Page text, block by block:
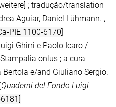
; tradução/translation
Aguiar, Daniel Lühmann. ,
PIE 1100-6170]
Ghirri e Paolo Icaro /
onlus ; a cura
e/and Giuliano Sergio.
Quaderni del Fondo Luigi